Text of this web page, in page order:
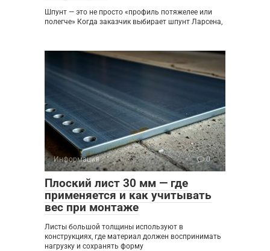
Шпунт — это не просто «профиль потяжелее или
полегче» Когда заказчик выбирает шпунт Ларсена,
Информация 0
Плоский лист 30 мм — где
применяется и как учитывать
вес при монтаже
Листы большой толщины используют в
конструкциях, где материал должен воспринимать
нагрузку и сохранять форму